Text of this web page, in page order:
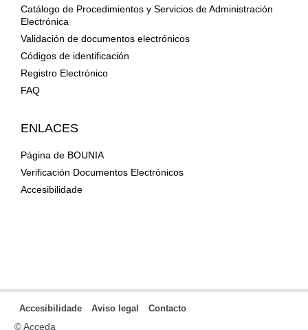
Catálogo de Procedimientos y Servicios de Administración
Electrónica
Validación de documentos electrónicos
Códigos de identificación
Registro Electrónico
FAQ
ENLACES
Página de BOUNIA
Verificación Documentos Electrónicos
Accesibilidade
Accesibilidade Aviso legal Contacto
© Acceda